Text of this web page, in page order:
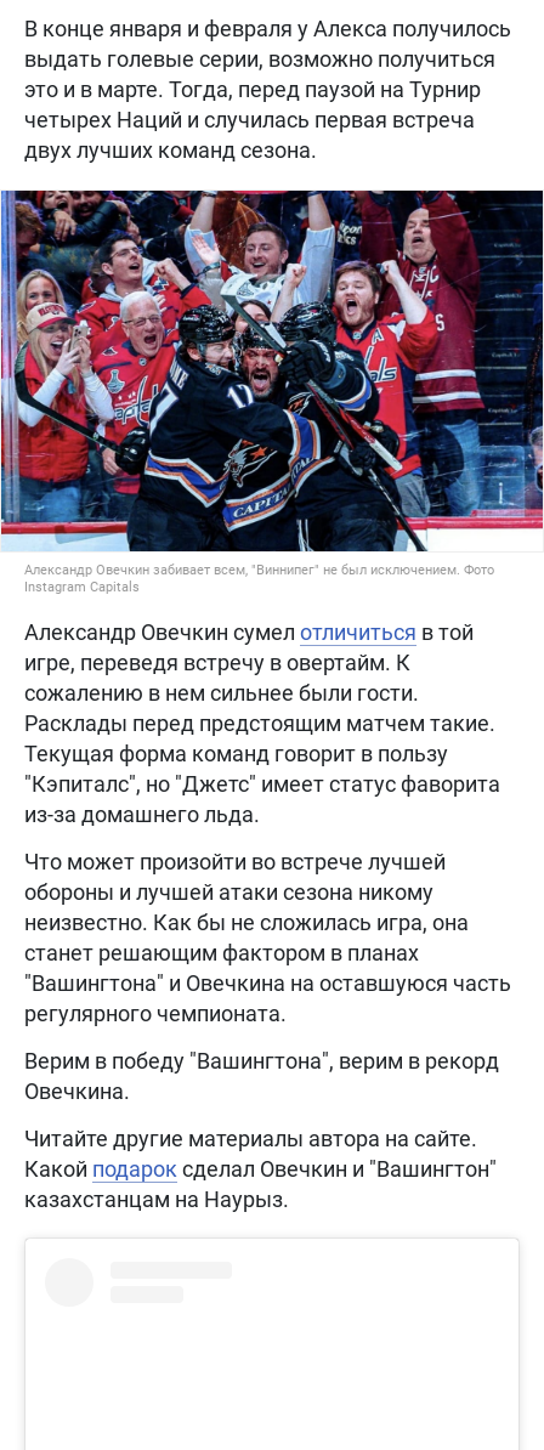
В конце января и февраля у Алекса получилось
выдать голевые серии, возможно получиться
это и в марте. Тогда, перед паузой на Турнир
четырех Наций и случилась первая встреча
двух лучших команд сезона.
Александр Овечкин забивает всем, "Виннипег" не был исключением. Фото
Instagram Capitals
Александр Овечкин сумел отличиться в той
игре, переведя встречу в овертайм. К
сожалению в нем сильнее были гости.
Расклады перед предстоящим матчем такие.
Текущая форма команд говорит в пользу
"Кэпиталс", но "Джетс" имеет статус фаворита
из-за домашнего льда.
Что может произойти во встрече лучшей
обороны и лучшей атаки сезона никому
неизвестно. Как бы не сложилась игра, она
станет решающим фактором в планах
"Вашингтона" и Овечкина на оставшуюся часть
регулярного чемпионата.
Верим в победу "Вашингтона", верим в рекорд
Овечкина.
Читайте другие материалы автора на сайте.
Какой подарок сделал Овечкин и "Вашингтон"
казахстанцам на Наурыз.